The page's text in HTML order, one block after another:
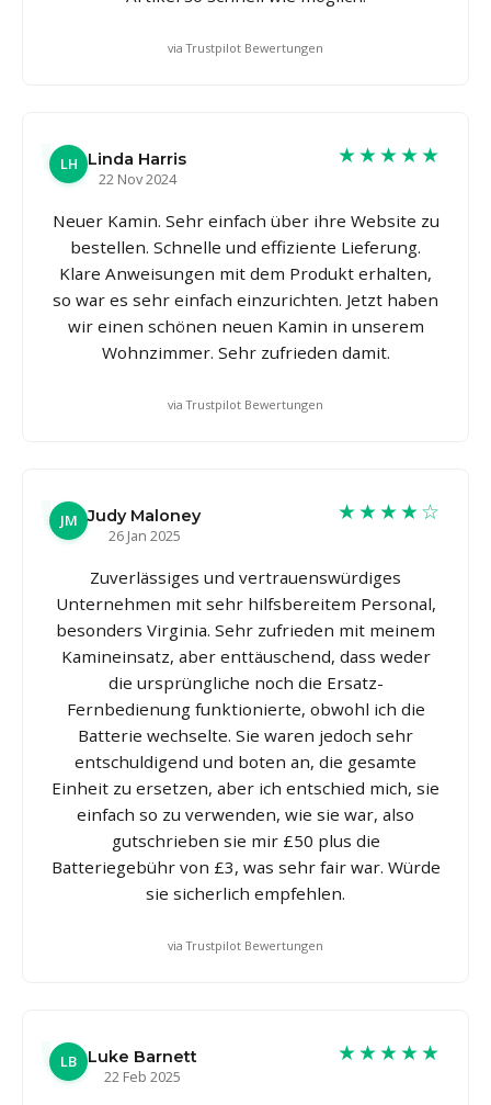
via Trustpilot Bewertungen
LH
Linda Harris
22 Nov 2024
★★★★★
Neuer Kamin. Sehr einfach über ihre Website zu
bestellen. Schnelle und effiziente Lieferung.
Klare Anweisungen mit dem Produkt erhalten,
so war es sehr einfach einzurichten. Jetzt haben
wir einen schönen neuen Kamin in unserem
Wohnzimmer. Sehr zufrieden damit.
via Trustpilot Bewertungen
JM Judy Maloney
26 Jan 2025
★★★★☆
Zuverlässiges und vertrauenswürdiges
Unternehmen mit sehr hilfsbereitem Personal,
besonders Virginia. Sehr zufrieden mit meinem
Kamineinsatz, aber enttäuschend, dass weder
die ursprüngliche noch die Ersatz-
Fernbedienung funktionierte, obwohl ich die
Batterie wechselte. Sie waren jedoch sehr
entschuldigend und boten an, die gesamte
Einheit zu ersetzen, aber ich entschied mich, sie
einfach so zu verwenden, wie sie war, also
gutschrieben sie mir £50 plus die
Batteriegebühr von £3, was sehr fair war. Würde
sie sicherlich empfehlen.
via Trustpilot Bewertungen
LB
Luke Barnett
22 Feb 2025
★★★★★